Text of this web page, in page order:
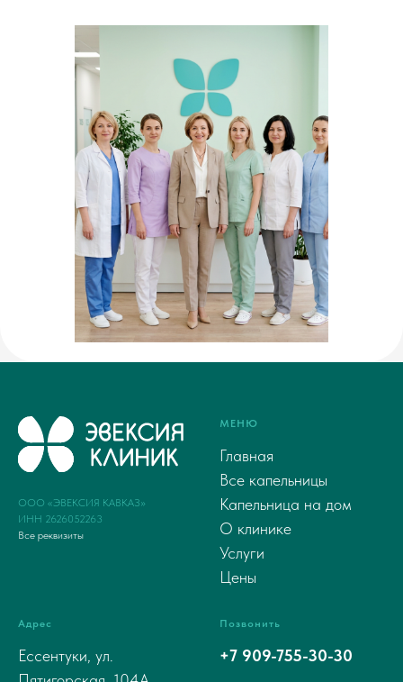
ООО «ЭВЕКСИЯ КАВКАЗ»
ИНН 2626052263
Все реквизиты
МЕНЮ
Главная
Все капельницы
Капельница на дом
О клинике
Услуги
Цены
Адрес
Ессентуки, ул.
Позвонить
+7 909-755-30-30